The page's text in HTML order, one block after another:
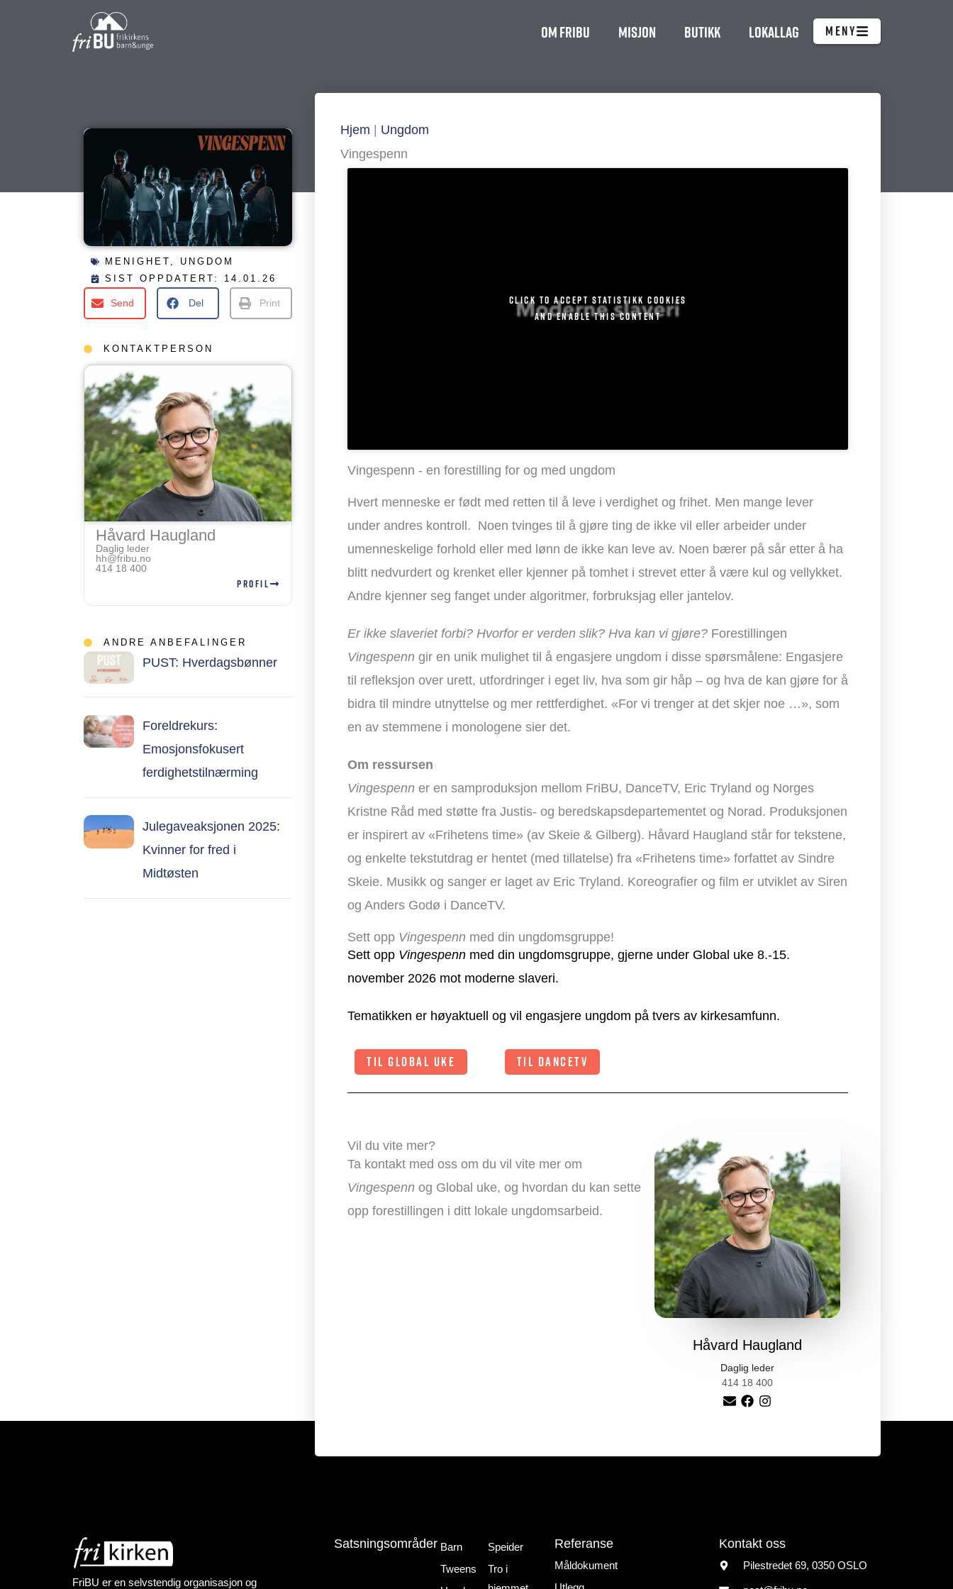
Om FriBU Misjon Butikk Lokallag MENY
MENIGHET
UNGDOM
SIST OPPDATERT: 14.01.26
Send Del Print
KONTAKTPERSON
Håvard Haugland
Daglig leder
hh@fribu.no
414 18 400
PROFIL
ANDRE ANBEFALINGER
PUST: Hverdagsbønner
Foreldrekurs:
Emosjonsfokusert
ferdighetstilnærming
Julegaveaksjonen 2025:
Kvinner for fred i
Midtøsten
Hjem
Ungdom
Vingespenn
Click to accept statistikk cookies
and enable this content
Vingespenn - en forestilling for og med ungdom
Hvert menneske er født med retten til å leve i verdighet og frihet. Men mange lever
under andres kontroll. Noen tvinges til å gjøre ting de ikke vil eller arbeider under
umenneskelige forhold eller med lønn de ikke kan leve av. Noen bærer på sår etter å ha
blitt nedvurdert og krenket eller kjenner på tomhet i strevet etter å være kul og vellykket.
Andre kjenner seg fanget under algoritmer, forbruksjag eller jantelov.
Er ikke slaveriet forbi? Hvorfor er verden slik? Hva kan vi gjøre? Forestillingen
Vingespenn gir en unik mulighet til å engasjere ungdom i disse spørsmålene: Engasjere
til refleksjon over urett, utfordringer i eget liv, hva som gir håp – og hva de kan gjøre for å
bidra til mindre utnyttelse og mer rettferdighet. «For vi trenger at det skjer noe …», som
en av stemmene i monologene sier det.
Om ressursen
Vingespenn er en samproduksjon mellom FriBU, DanceTV, Eric Tryland og Norges
Kristne Råd med støtte fra Justis- og beredskapsdepartementet og Norad. Produksjonen
er inspirert av «Frihetens time» (av Skeie & Gilberg). Håvard Haugland står for tekstene,
og enkelte tekstutdrag er hentet (med tillatelse) fra «Frihetens time» forfattet av Sindre
Skeie. Musikk og sanger er laget av Eric Tryland. Koreografier og film er utviklet av Siren
og Anders Godø i DanceTV.
Sett opp Vingespenn med din ungdomsgruppe!
Sett opp Vingespenn med din ungdomsgruppe, gjerne under Global uke 8.-15.
november 2026 mot moderne slaveri.
Tematikken er høyaktuell og vil engasjere ungdom på tvers av kirkesamfunn.
TIL GLOBAL UKE TIL DANCETV
Vil du vite mer?
Ta kontakt med oss om du vil vite mer om
Vingespenn og Global uke, og hvordan du kan sette
opp forestillingen i ditt lokale ungdomsarbeid.
Håvard Haugland
Daglig leder
414 18 400
FriBU er en selvstendig organisasjon og
Satsningsområder Barn
Tweens
Speider
Tro i
Referanse
Måldokument
Kontakt oss
Pilestredet 69, 0350 OSLO